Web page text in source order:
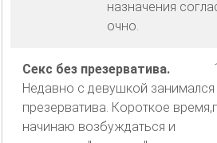
назначения
очно.
Секс без презерватива.
Недавно с девушкой
презерватива. Короткое
начинаю возбуждаться и